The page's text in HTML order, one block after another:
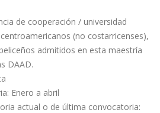
de cooperación / universidad
(no costarricenses),
admitidos en esta maestría
DAAD.
Enero a abril
actual o de última convocatoria: